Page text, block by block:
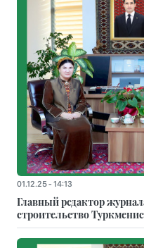
01.12.25 - 14:13
Главный редактор
строительство